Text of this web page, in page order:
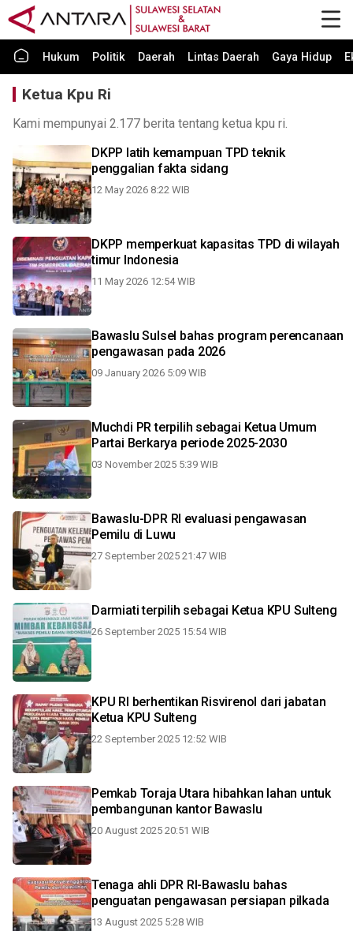
Hukum Politik Daerah Lintas Daerah Gaya Hidup
Ketua Kpu Ri
Kami mempunyai 2.177 berita tentang ketua kpu ri.
DKPP latih kemampuan TPD teknik
penggalian fakta sidang
12 May 2026 8:22 WIB
DKPP memperkuat kapasitas TPD di wilayah
timur Indonesia
11 May 2026 12:54 WIB
Bawaslu Sulsel bahas program perencanaan
pengawasan pada 2026
09 January 2026 5:09 WIB
Muchdi PR terpilih sebagai Ketua Umum
Partai Berkarya periode 2025-2030
03 November 2025 5:39 WIB
Bawaslu-DPR RI evaluasi pengawasan
Pemilu di Luwu
27 September 2025 21:47 WIB
Darmiati terpilih sebagai Ketua KPU Sulteng
26 September 2025 15:54 WIB
KPU RI berhentikan Risvirenol dari jabatan
Ketua KPU Sulteng
22 September 2025 12:52 WIB
Pemkab Toraja Utara hibahkan lahan untuk
pembangunan kantor Bawaslu
20 August 2025 20:51 WIB
Tenaga ahli DPR RI-Bawaslu bahas
penguatan pengawasan persiapan pilkada
13 August 2025 5:28 WIB